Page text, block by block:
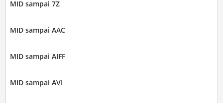
MID sampai 7Z
MID sampai AAC
MID sampai AIFF
MID sampai AVI